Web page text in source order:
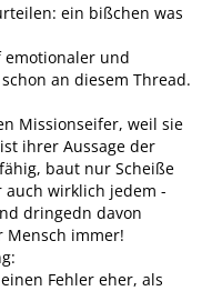
ein bißchen was
emotionaler und
an diesem Thread.
Missionseifer, weil sie
ihrer Aussage der
baut nur Scheiße
wirklich jedem -
dringedn davon
Mensch immer!
Fehler eher, als